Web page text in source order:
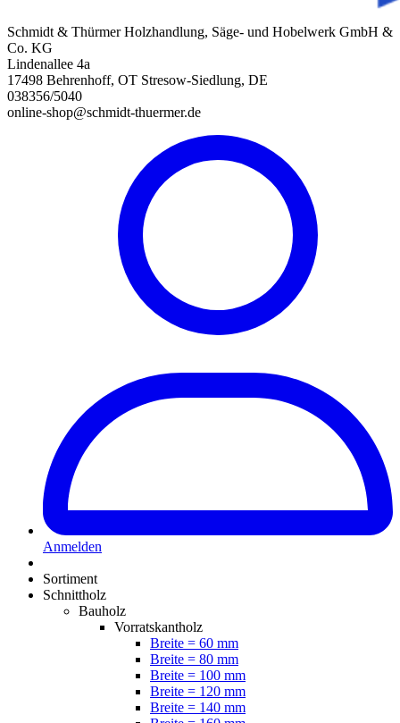
Schmidt & Thürmer Holzhandlung, Säge- und Hobelwerk GmbH &
Co. KG
Lindenallee 4a
17498 Behrenhoff, OT Stresow-Siedlung, DE
038356/5040
online-shop@schmidt-thuermer.de
Anmelden
Sortiment
Schnittholz
Bauholz
Vorratskantholz
Breite = 60 mm
Breite = 80 mm
Breite = 100 mm
Breite = 120 mm
Breite = 140 mm